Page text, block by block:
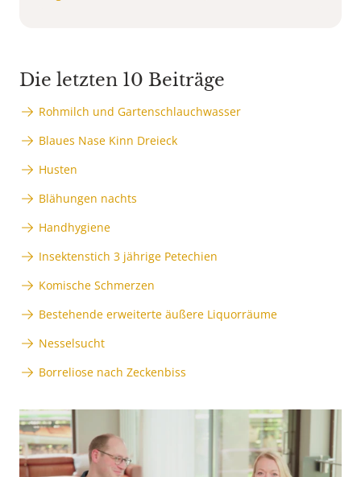
Die letzten 10 Beiträge
Rohmilch und Gartenschlauchwasser
Blaues Nase Kinn Dreieck
Husten
Blähungen nachts
Handhygiene
Insektenstich 3 jährige Petechien
Komische Schmerzen
Bestehende erweiterte äußere Liquorräume
Nesselsucht
Borreliose nach Zeckenbiss